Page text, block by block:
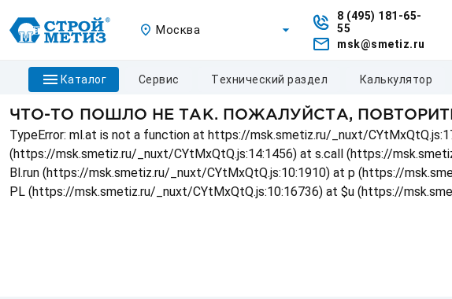
Москва
8 (495) 181-65-
55
msk@smetiz.ru
каталог сервис технический раздел калькулятор
ЧТО-ТО ПОШЛО НЕ ТАК. ПОЖАЛУЙСТА,
TypeError: ml.at is not a function at https://msk.smetiz.ru/_nuxt/
(https://msk.smetiz.ru/_nuxt/CYtMxQtQ.js:14:1456) at s.call (https://
Bl.run (https://msk.smetiz.ru/_nuxt/CYtMxQtQ.js:10:1910) at p (https://
PL (https://msk.smetiz.ru/_nuxt/CYtMxQtQ.js:10:16736) at $u (https://